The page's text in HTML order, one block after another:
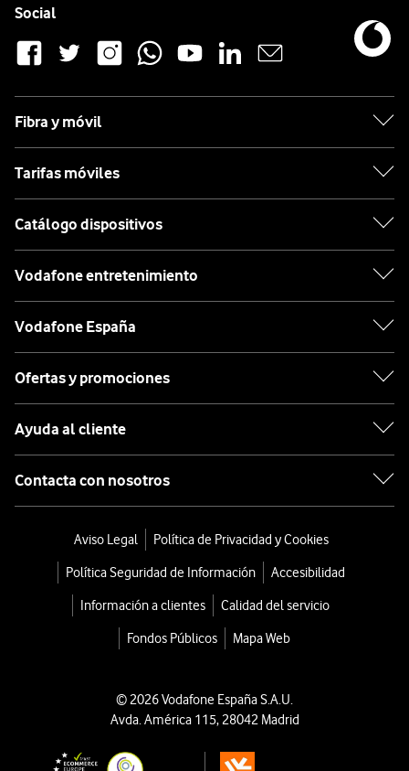
Social
Fibra y móvil
Tarifas móviles
Catálogo dispositivos
Vodafone entretenimiento
Vodafone España
Ofertas y promociones
Ayuda al cliente
Contacta con nosotros
Aviso Legal
Política de Privacidad y Cookies
Política Seguridad de Información
Accesibilidad
Información a clientes
Calidad del servicio
Fondos Públicos
Mapa Web
© 2026 Vodafone España S.A.U.
Avda. América 115, 28042 Madrid